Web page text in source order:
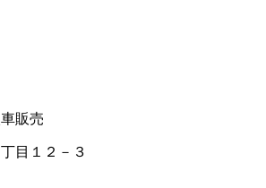
販売
目１２－３